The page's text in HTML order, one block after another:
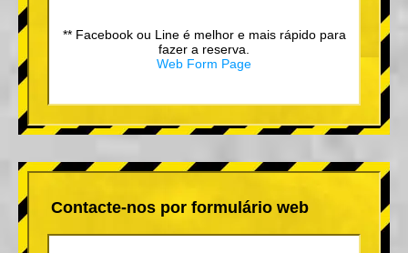
** Facebook ou Line é melhor e mais rápido para
fazer a reserva.
Web Form Page
Contacte-nos por formulário web